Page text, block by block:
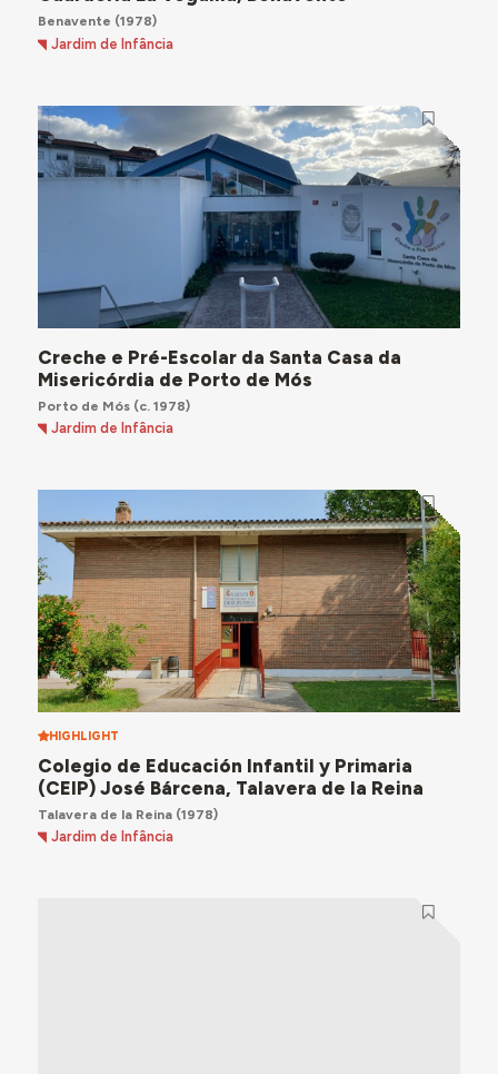
Benavente (1978)
Jardim de Infância
Creche e Pré-Escolar da Santa Casa da
Misericórdia de Porto de Mós
Porto de Mós(c. 1978)
Jardim de Infância
HIGHLIGHT
Colegio de Educación Infantil y Primaria
(CEIP) José Bárcena, Talavera de la Reina
Talavera de la Reina(1978)
Jardim de Infância